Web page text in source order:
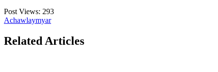
Post Views: 293
Achawlaymyar
Related Articles